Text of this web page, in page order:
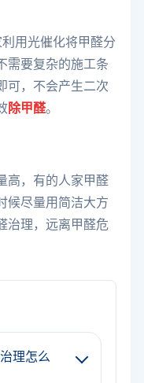
利用光催化将甲醛分
需要复杂的施工条
可，不会产生二次
除甲醛。
高，有的人家甲醛
候尽量用简洁大方
治理，远离甲醛危
理怎么